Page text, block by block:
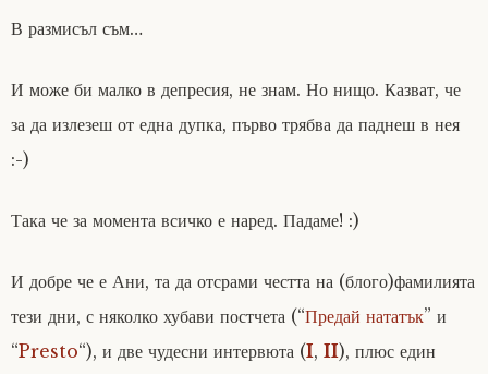
В размисъл съм…
И може би малко в депресия, не знам. Но нищо. Казват, че
за да излезеш от една дупка, първо трябва да паднеш в нея
:-)
Така че за момента всичко е наред. Падаме! :)
И добре че е Ани, та да отсрами честта на (блого)фамилията
тези дни, с няколко хубави постчета (“Предай нататък” и
“Presto“), и две чудесни интервюта (I, II), плюс един